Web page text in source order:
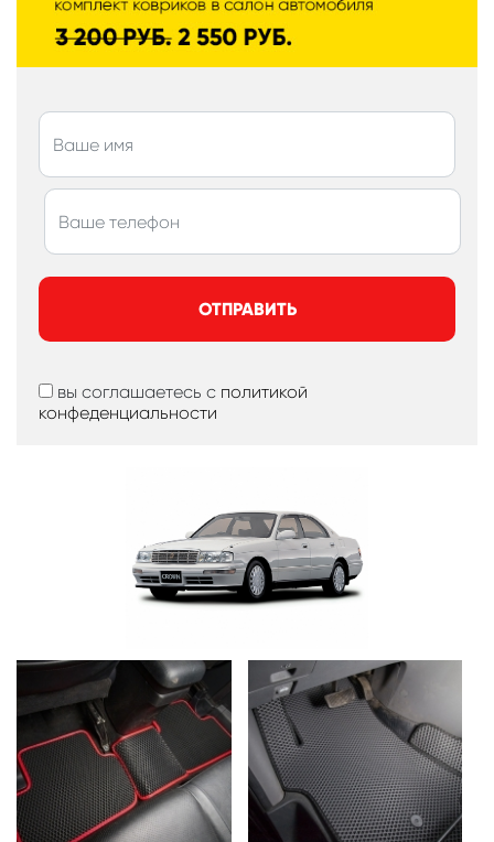
ОТПРАВИТЬ
вы соглашаетесь с политикой
конфеденциальности